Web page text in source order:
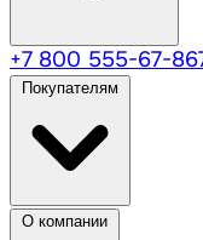
+7 800 555-67-86